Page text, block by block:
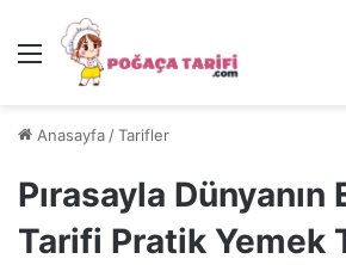
Menü
Anasayfa /Tarifler
Pırasayla Dünyanın
Tarifi Pratik Yemek